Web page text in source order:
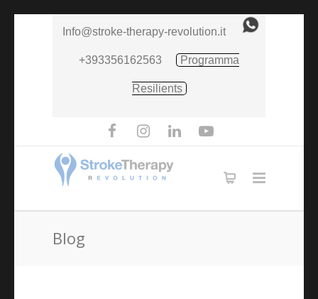
Info@stroke-therapy-revolution.it
+393356162563 Programma
Resilients
Blog